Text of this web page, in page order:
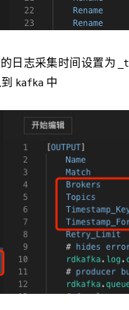
日志采集时间设置为
kafka 中